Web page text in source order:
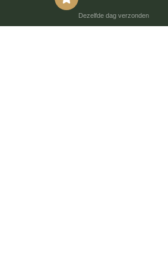
Dezelfde dag verzonden